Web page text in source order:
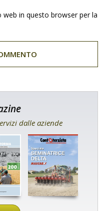
in questo browser per la
dalle aziende